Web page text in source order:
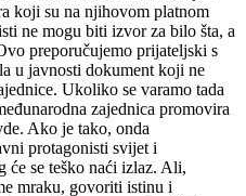
koji su na njihovom platnom
ne mogu biti izvor za bilo šta, a
preporučujemo prijateljski s
u javnosti dokument koji ne
Ukoliko se varamo tada
zajednica promovira
Ako je tako, onda
protagonisti svijet i
će se teško naći izlaz. Ali,
mraku, govoriti istinu i